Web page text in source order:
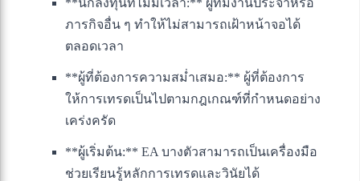
ภารกิจอื่น ๆ ทำให้ไม่สามารถเฝ้าหน้าจอได้
ตลอดเวลา
**ผู้ที่ต้องการความสม่ำเสมอ:** ผู้ที่ต้องการ
ให้การเทรดเป็นไปตามกฎเกณฑ์ที่กำหนดอย่าง
เคร่งครัด
**ผู้เริ่มต้น:** EA บางตัวสามารถเป็นเครื่องมือ
ช่วยเรียนรู้หลักการเทรดและวินัยได้